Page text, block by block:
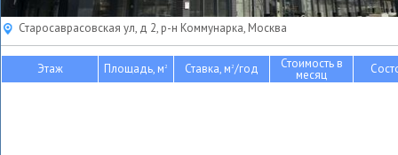
Старосаврасовская ул, д 2, р-н Коммунарка, Москва
Этаж Площадь, м2 Ставка, м2/год Стоимость в
месяц